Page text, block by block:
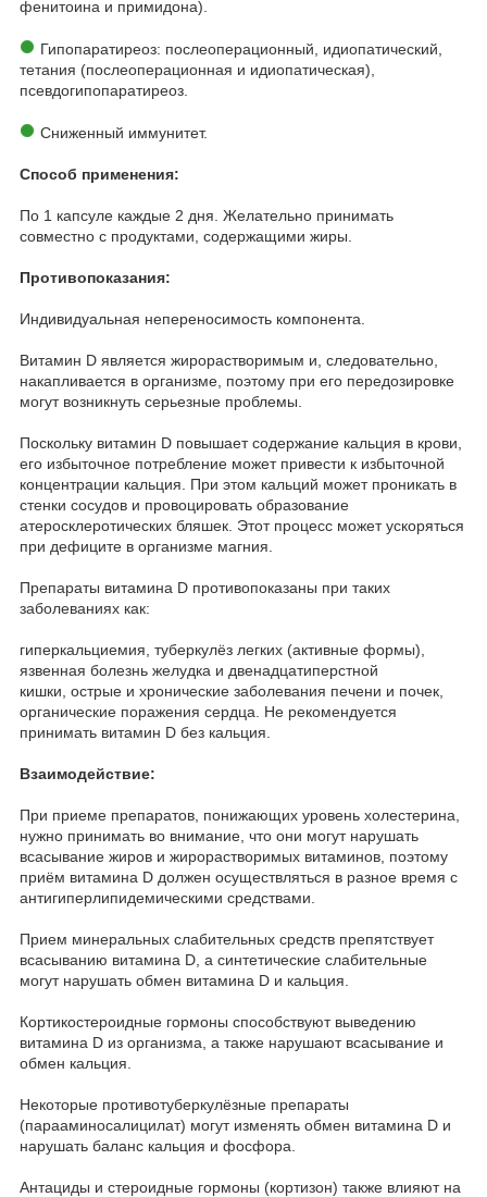
фенитоина и примидона).
Гипопаратиреоз: послеоперационный, идиопатический,
тетания (послеоперационная и идиопатическая),
псевдогипопаратиреоз.
​ Сниженный иммунитет.
Способ применения:
По 1 капсуле каждые 2 дня. Желательно принимать
совместно с продуктами, содержащими жиры.
Противопоказания:
Индивидуальная непереносимость компонента.
Витамин D является жирорастворимым и, следовательно,
накапливается в организме, поэтому при его передозировке
могут возникнуть серьезные проблемы.
Поскольку витамин D повышает содержание кальция в крови,
его избыточное потребление может привести к избыточной
концентрации кальция. При этом кальций может проникать в
стенки сосудов и провоцировать образование
атеросклеротических бляшек. Этот процесс может ускоряться
при дефиците в организме магния.
Препараты витамина D противопоказаны при таких
заболеваниях как:
гиперкальциемия, туберкулёз легких (активные формы),
язвенная болезнь желудка и двенадцатиперстной
кишки, острые и хронические заболевания печени и почек,
органические поражения сердца. Не рекомендуется
принимать витамин D без кальция.
Взаимодействие:
При приеме препаратов, понижающих уровень холестерина,
нужно принимать во внимание, что они могут нарушать
всасывание жиров и жирорастворимых витаминов, поэтому
приём витамина D должен осуществляться в разное время с
антигиперлипидемическими средствами.
Прием минеральных слабительных средств препятствует
всасыванию витамина D, а синтетические слабительные
могут нарушать обмен витамина D и кальция.
Кортикостероидные гормоны способствуют выведению
витамина D из организма, а также нарушают всасывание и
обмен кальция.
Некоторые противотуберкулёзные препараты
(парааминосалицилат) могут изменять обмен витамина D и
нарушать баланс кальция и фосфора.
Антациды и стероидные гормоны (кортизон) также влияют на